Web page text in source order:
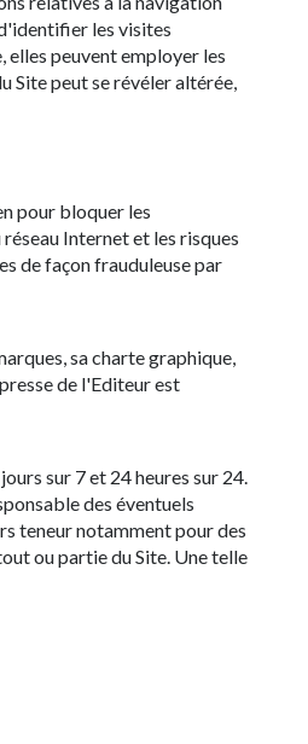
les visites
elles peuvent employer les
Site peut se révéler altérée,
pour bloquer les
Internet et les risques
de façon frauduleuse par
sa charte graphique,
de l'Editeur est
sur 7 et 24 heures sur 24.
des éventuels
teneur notamment pour des
ou partie du Site. Une telle